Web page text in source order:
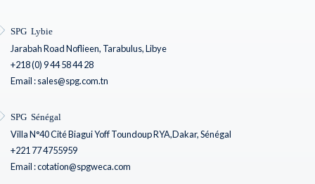
SPG Lybie
Jarabah Road Noflieen, Tarabulus, Libye
+218 (0) 9 44 58 44 28
Email : sales@spg.com.tn
SPG Sénégal
Villa N°40 Cité Biagui Yoff Toundoup RYA,Dakar, Sénégal
+221 77 4755959
Email : cotation@spgweca.com